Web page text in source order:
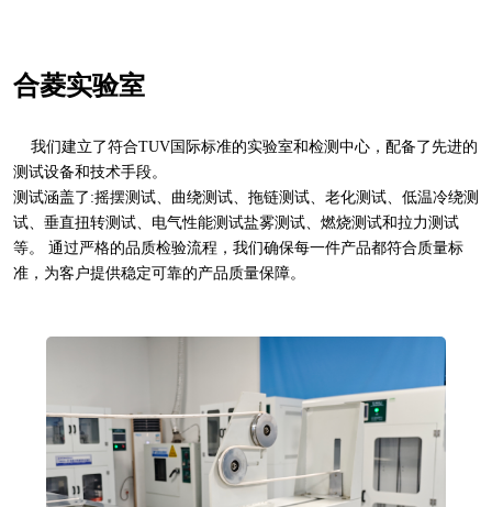
合菱实验室
我们建立了符合TUV国际标准的实验室和检测中心，配备了先进的
测试设备和技术手段。
测试涵盖了:摇摆测试、曲绕测试、拖链测试、老化测试、低温冷绕测
试、垂直扭转测试、电气性能测试盐雾测试、燃烧测试和拉力测试
等。 通过严格的品质检验流程，我们确保每一件产品都符合质量标
准，为客户提供稳定可靠的产品质量保障。